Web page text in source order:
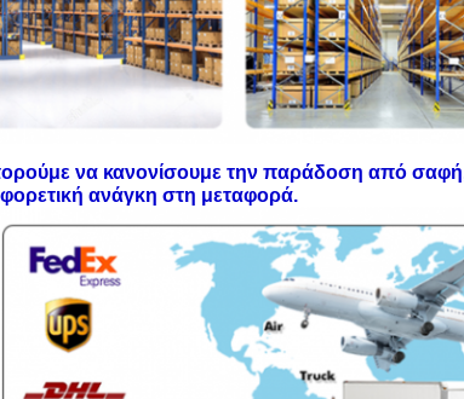
να κανονίσουμε την παράδοση από
ανάγκη στη μεταφορά.